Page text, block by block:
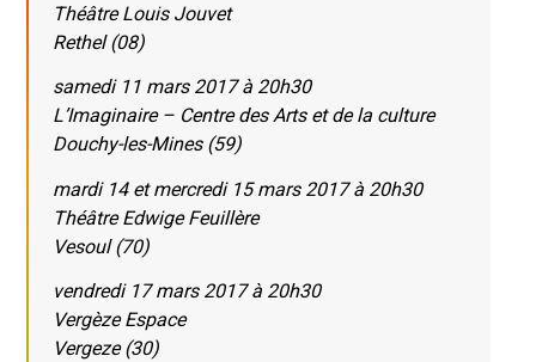
Théâtre Louis Jouvet
Rethel (08)
samedi 11 mars 2017 à 20h30
L’Imaginaire – Centre des Arts et de la culture
Douchy-les-Mines (59)
mardi 14 et mercredi 15 mars 2017 à 20h30
Théâtre Edwige Feuillère
Vesoul (70)
vendredi 17 mars 2017 à 20h30
Vergèze Espace
Vergeze (30)